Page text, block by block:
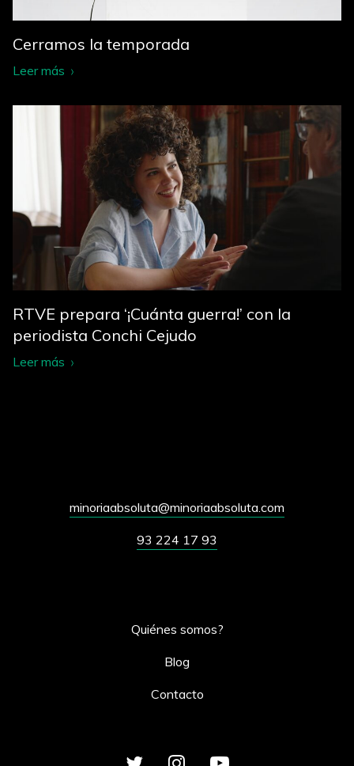
Cerramos la temporada
Leer más
RTVE prepara ‘¡Cuánta guerra!’ con la
periodista Conchi Cejudo
Leer más
minoriaabsoluta@minoriaabsoluta.com
93 224 17 93
Quiénes somos?
Blog
Contacto